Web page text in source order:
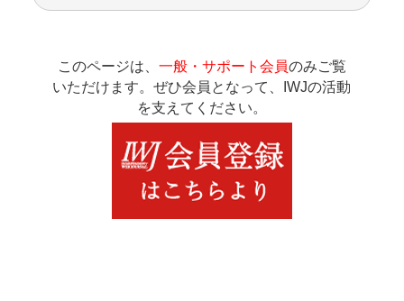
このページは、 一般・サポート会員のみご覧
いただけます。ぜひ会員となって、IWJの活動
を支えてください。